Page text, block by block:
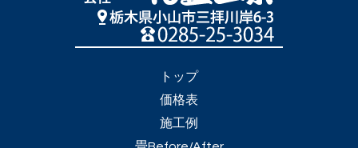
トップ
価格表
施工例